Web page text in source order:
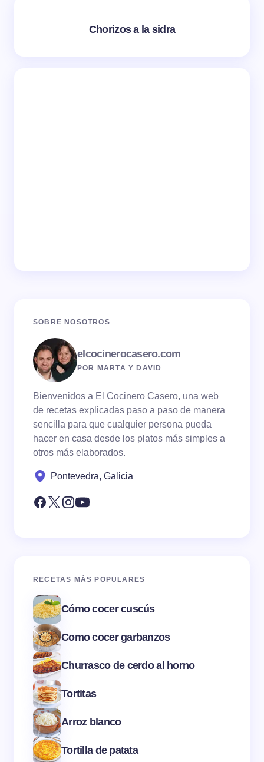
Chorizos a la sidra
SOBRE NOSOTROS
elcocinerocasero.com
POR MARTA Y DAVID
Bienvenidos a El Cocinero Casero, una web
de recetas explicadas paso a paso de manera
sencilla para que cualquier persona pueda
hacer en casa desde los platos más simples a
otros más elaborados.
Pontevedra, Galicia
RECETAS MÁS POPULARES
Cómo cocer cuscús
Como cocer garbanzos
Churrasco de cerdo al horno
Tortitas
Arroz blanco
Tortilla de patata